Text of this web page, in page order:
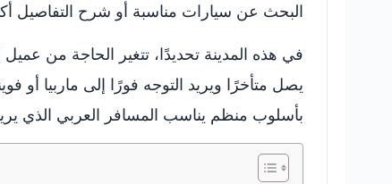
البحث عن سيارات مناسبة أو شرح التفاصيل
في هذه المدينة تحديدًا، تتغير الحاجة من
يصل متأخرًا ويريد التوجه فورًا إلى ماربيا أو
بأسلوب منظم يناسب المسافر العربي الذي